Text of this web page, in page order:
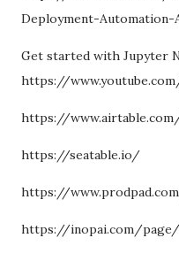
Deployment-Automation-
Get started with Jupyter
https://
https://
https://seatable.io/
https://
https://inopai.com/page/